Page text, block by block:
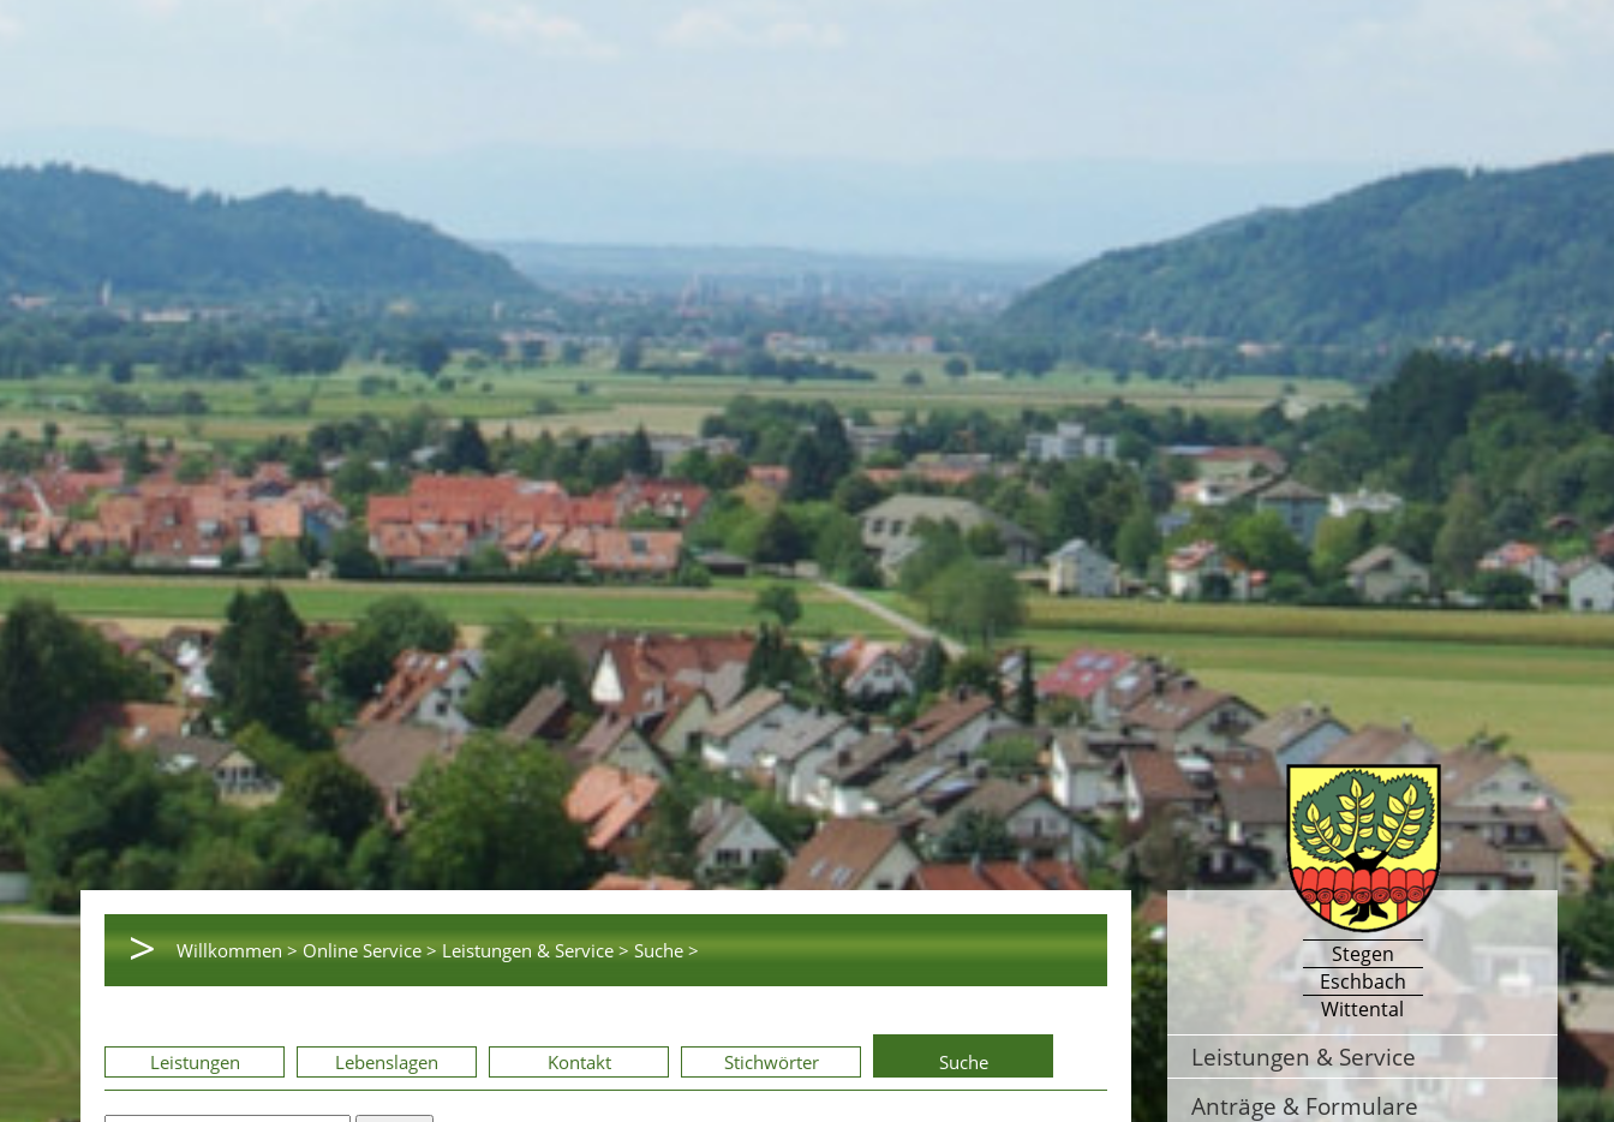
> Willkommen > Online Service > Leistungen & Service > Suche >
Leistungen Lebenslagen Kontakt Stichwörter Suche
Stegen
Eschbach
Wittental
Leistungen & Service
Anträge & Formulare